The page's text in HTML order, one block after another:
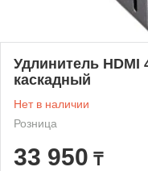
Удлинитель HDMI
каскадный
Нет в наличии
Розница
33 950 ₸